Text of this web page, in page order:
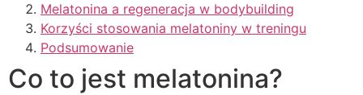
Melatonina a regeneracja w bodybuilding
Korzyści stosowania melatoniny w treningu
Podsumowanie
Co to jest melatonina?